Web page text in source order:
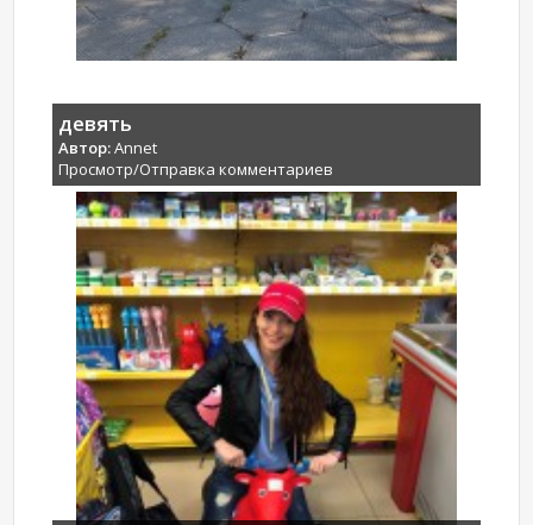
девять
Автор:Annet
Просмотр/Отправка комментариев